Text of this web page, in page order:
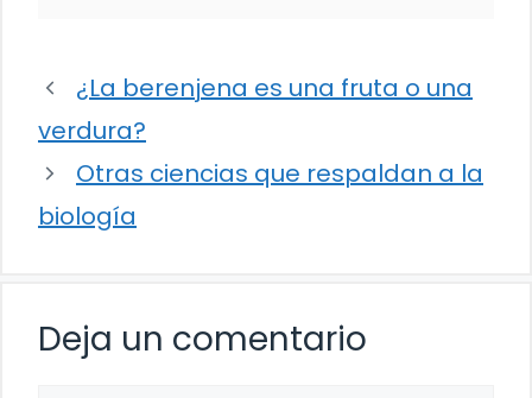
¿La berenjena es una fruta o una
verdura?
Otras ciencias que respaldan a la
biología
Deja un comentario